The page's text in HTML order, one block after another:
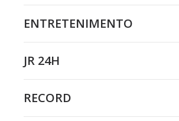
ENTRETENIMENTO
JR 24H
RECORD